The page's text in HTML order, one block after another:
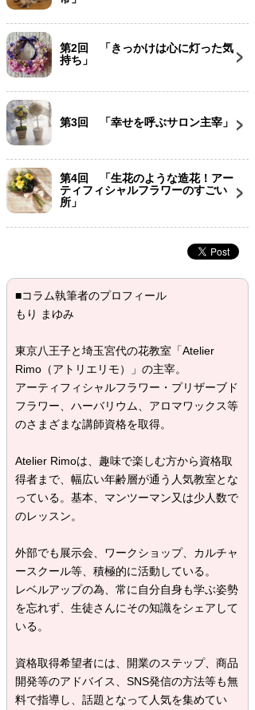
第2回 「きっかけは心に灯った気
持ち」
第3回 「幸せを呼ぶサロン主宰」
第4回 「生花のような造花！アー
ティフィシャルフラワーのすごい
所」
■コラム執筆者のプロフィール
もり まゆみ
東京八王子と埼玉宮代の花教室「Atelier
Rimo（アトリエリモ）」の主宰。
アーティフィシャルフラワー・プリザーブド
フラワー、ハーバリウム、アロマワックス等
のさまざまな講師資格を取得。
Atelier Rimoは、趣味で楽しむ方から資格取
得者まで、幅広い年齢層が通う人気教室とな
っている。基本、マンツーマン又は少人数で
のレッスン。
外部でも展示会、ワークショップ、カルチャ
ースクール等、積極的に活動している。
レベルアップの為、常に自分自身も学ぶ姿勢
を忘れず、生徒さんにその知識をシェアして
いる。
資格取得希望者には、開業のステップ、商品
開発等のアドバイス、SNS発信の方法等も無
料で指導し、話題となって人気を集めてい